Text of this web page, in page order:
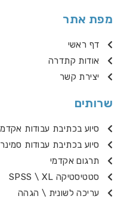
מפת אתר
דף ראשי
אודות קתדרה
יצירת קשר
שרותים
סיוע בכתיבת עבודות
סיוע בכתיבת עבודות
תרגום אקדמי
סטטיסטיקה SPSS \ XL
עריכה לשונית \ הגהה